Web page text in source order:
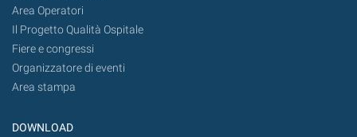
Area Operatori
Il Progetto Qualità Ospitale
Fiere e congressi
Organizzatore di eventi
Area stampa
DOWNLOAD